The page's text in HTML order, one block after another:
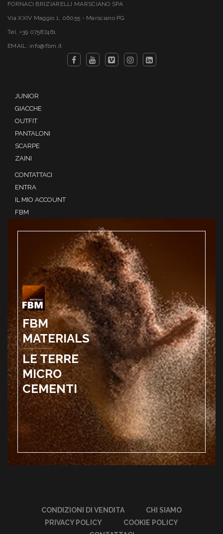
FORNACI BRIZIARELLI MARSCIANO SPA
Via XXIV Maggio 1, 06055 - Marsciano PG
Tel. +39 07587461
EMAIL: info@fbm.it
JUNIOR
GIACCHE
OUTFIT
PANTALONI
SCARPE
ZAINI
CONTATTACI
ENTRA
IL MIO ACCOUNT
FBM
FBM
MATERIALS
LE TERRE
MICRO
CEMENTI
CONDIZIONI DI VENDITA
CHI SIAMO
PRIVACY POLICY
COOKIE POLICY